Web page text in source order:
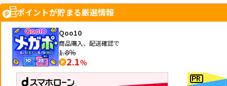
ポイントが貯まる厳選情報
Qoo10
商品購入、配送確認で
1.8％
2.1％